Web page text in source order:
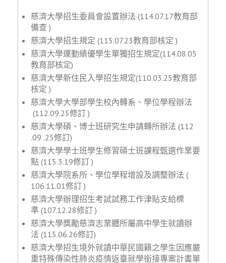
慈濟大學招生委員會設置辦法 (114.07.17教育部
備查 )
慈濟大學招生規定 (115.07.23教育部核定 )
慈濟大學運動績優學生單獨招生規定(114.08.05
教育部核定)
慈濟大學新住民入學招生規定(110.03.25教育部
核定 )
慈濟大學大學部學生校內轉系、學位學程辦法
(112.09.25修訂 )
慈濟大學碩、博士班研究生申請轉所辦法 (112
.09 .25修訂)
慈濟大學學士班學生修習碩士班課程甄選作業要
點 (115.3.19修訂 )
慈濟大學院系所、學位學程增設及調整辦法 (
106.11.01修訂 )
慈濟大學辦理招生考試試務工作津貼支給標
準 (107.12.28修訂)
慈濟大學獎勵慈濟志業體所屬高中學生就讀辦
法 (115.06.26修訂)
慈濟大學招生境外就讀中華民國籍之學生因應嚴
重特殊傳染性肺炎疫情返臺就學銜接專案計畫單